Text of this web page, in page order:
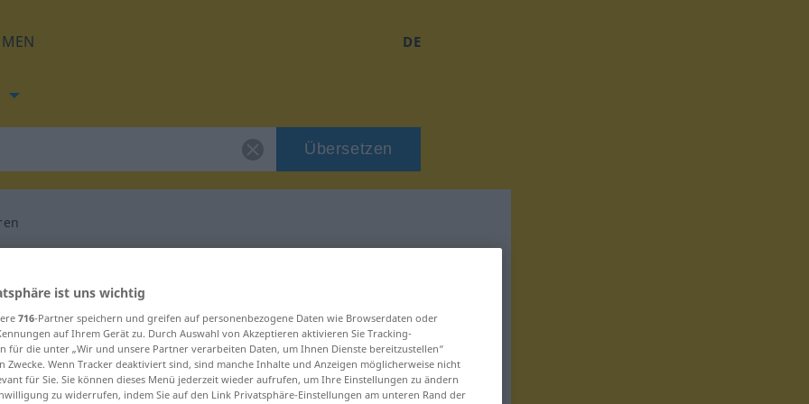
DE
Übersetzen
für "deklamieren"
ist uns wichtig
716-Partner speichern und greifen auf personenbezogene Daten wie Browserdaten oder
auf Ihrem Gerät zu. Durch Auswahl von Akzeptieren aktivieren Sie Tracking-
für die unter „Wir und unsere Partner verarbeiten Daten, um Ihnen Dienste bereitzustellen“
Zwecke. Wenn Tracker deaktiviert sind, sind manche Inhalte und Anzeigen möglicherweise nicht
für Sie. Sie können dieses Menü jederzeit wieder aufrufen, um Ihre Einstellungen zu ändern
zu widerrufen, indem Sie auf den Link Privatsphäre-Einstellungen am unteren Rand der